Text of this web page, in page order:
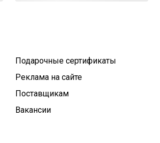
Подарочные сертификаты
Реклама на сайте
Поставщикам
Вакансии